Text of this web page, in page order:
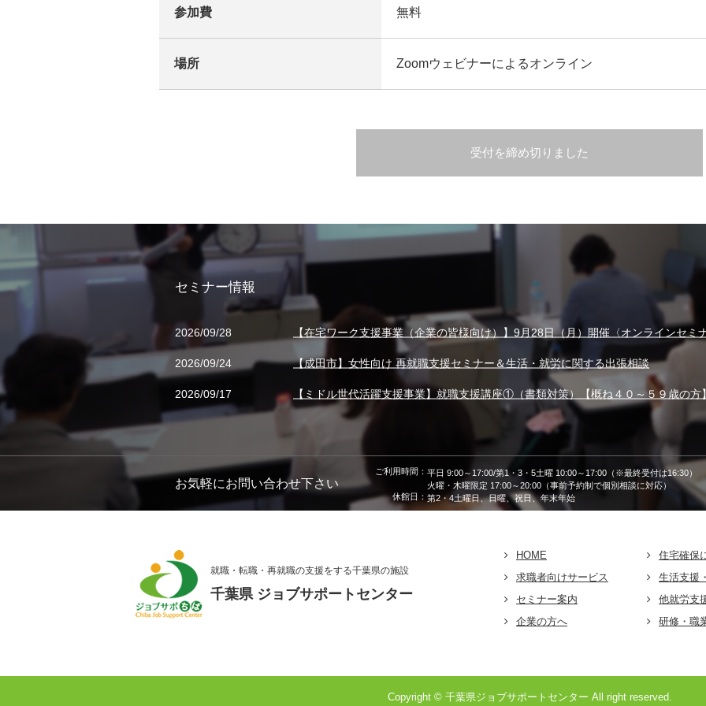
参加費 無料
場所 Zoomウェビナーによるオンライン
受付を締め切りました
セミナー情報
2026/09/28 【在宅ワーク支援事業（企業の皆様向け）】9月28日（月）開催〈オンラインセミ
2026/09/24 【成田市】女性向け 再就職支援セミナー＆生活・就労に関する出張相談
2026/09/17 【ミドル世代活躍支援事業】就職支援講座①（書類対策）【概ね４０～５９歳の方
お気軽にお問い合わせ下さい
ご利用時間： 平日 9:00～17:00/第1・3・5土曜 10:00～17:00（※最終受付は16:30）
火曜・木曜限定 17:00～20:00（事前予約制で個別相談に対応）
休館日： 第2・4土曜日、日曜、祝日、年末年始
就職・転職・再就職の支援をする千葉県の施設
千葉県 ジョブサポートセンター
HOME
求職者向けサービス
セミナー案内
企業の方へ
住宅確保
生活支援
他就労支
研修・職
Copyright © 千葉県ジョブサポートセンター All right reserved.